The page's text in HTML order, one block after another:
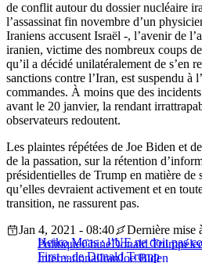
de conflit autour du dossier nucléaire
l’assassinat fin novembre d’un
Iraniens accusent Israël -, l’avenir de
iranien, victime des nombreux coups
qu’il a décidé unilatéralement de s’en
sanctions contre l’Iran, est suspendu à
commandes. À moins que des
avant le 20 janvier, la rendant
observateurs redoutent.
Les plaintes répétées de Joe Biden et
de la passation, sur la rétention
présidentielles de Trump en matière de
qu’elles devraient activement et en
transition, ne rassurent pas.
Heiko Maas : l’UE ne doit pas
First » de Donald Trump
Jan 4, 2021 - 08:40
Dernière mise
PolitiqueChineDonald Trump
InternationalIranJoe Biden